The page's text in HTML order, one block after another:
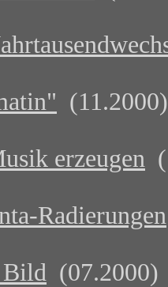
(11.2000)
erzeugen
Radierungen
Bild (07.2000)